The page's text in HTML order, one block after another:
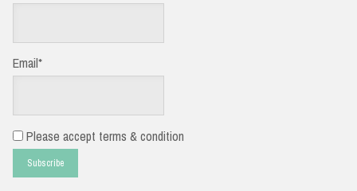
Email*
Please accept terms & condition